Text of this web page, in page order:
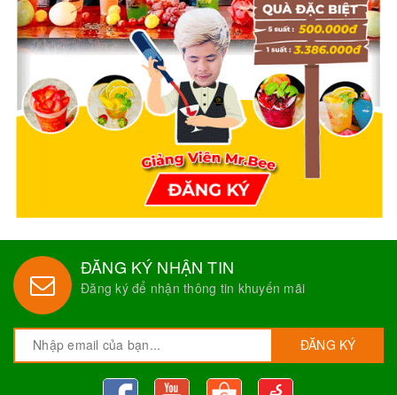
ĐĂNG KÝ NHẬN TIN
Đăng ký để nhận thông tin khuyến mãi
ĐĂNG KÝ